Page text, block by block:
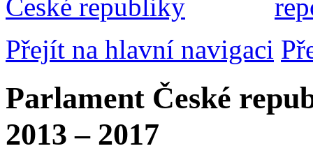
Přejít na hlavní navigaci
Parlament České
2013 – 2017